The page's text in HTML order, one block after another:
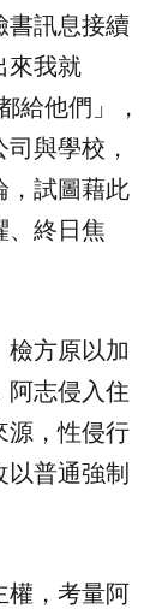
書訊息接續
來我就
給他們」，
與學校，
，試圖藉此
、終日焦
檢方原以加
阿志侵入住
源，性侵行
普通強制
權，考量阿